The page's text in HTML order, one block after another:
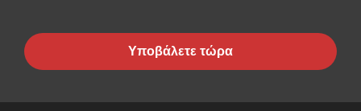
Υποβάλετε τώρα